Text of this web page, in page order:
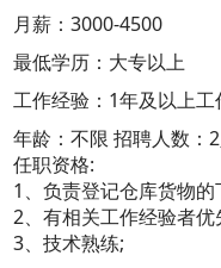
月薪：3000-4500
最低学历：大专以上
工作经验：1年及以上工
年龄：不限 招聘人数：
任职资格:
1、负责登记仓库货物
2、有相关工作经验者优
3、技术熟练;